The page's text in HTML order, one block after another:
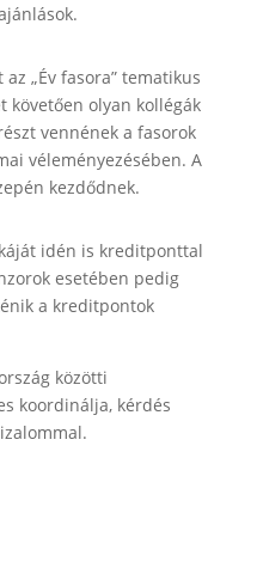
„Év fasora” tematikus
követően olyan kollégák
vennének a fasorok
véleményezésében. A
kezdődnek.
idén is kreditponttal
esetében pedig
a kreditpontok
közötti
koordinálja, kérdés